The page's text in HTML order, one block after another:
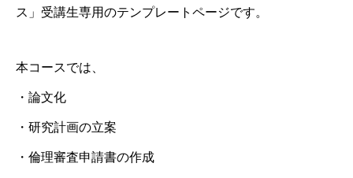
ス」受講生専用のテンプレートページです。
本コースでは、
・論文化
・研究計画の立案
・倫理審査申請書の作成